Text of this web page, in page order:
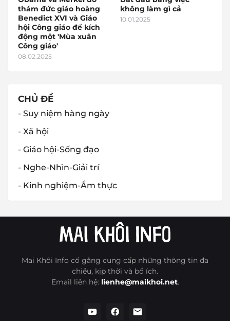
thám đức giáo hoàng
Benedict XVI và Giáo
hội Công giáo để kích
động một 'Mùa xuân
Công giáo'
08.02.2025
không làm gì cả
10.01.2025
CHỦ ĐỀ
- Suy niệm hàng ngày
- Xã hội
- Giáo hội-Sống đạo
- Nghe-Nhìn-Giải trí
- Kinh nghiệm-Ẩm thực
Mai Khôi Info cố gắng cung cấp những thông tin đa
chiều, kịp thời và bổ ích.
Email liên hệ: lienhe@maikhoi.net.